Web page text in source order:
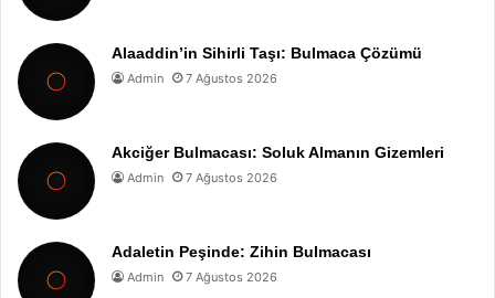
Alaaddin’in Sihirli Taşı: Bulmaca Çözümü
Admin 7 Ağustos 2026
Akciğer Bulmacası: Soluk Almanın Gizemleri
Admin 7 Ağustos 2026
Adaletin Peşinde: Zihin Bulmacası
Admin 7 Ağustos 2026